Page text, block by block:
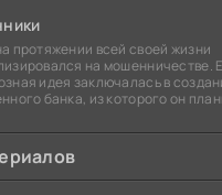
протяжении всей своей жизни
на мошенничестве.
идея заключалась в
банка, из которого он